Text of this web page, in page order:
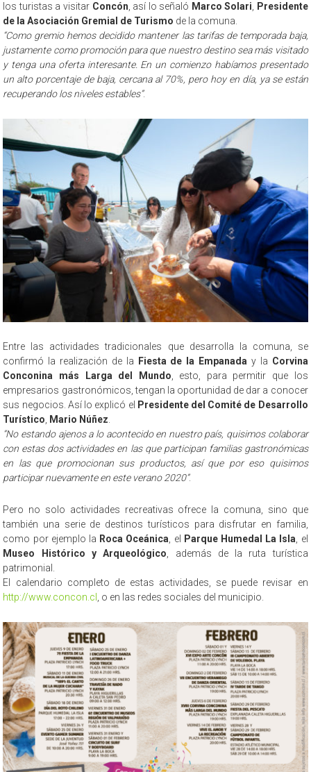
los turistas a visitar Concón, así lo señaló Marco Solari, Presidente
de la Asociación Gremial de Turismo de la comuna.
“Como gremio hemos decidido mantener las tarifas de temporada baja,
justamente como promoción para que nuestro destino sea más visitado
y tenga una oferta interesante. En un comienzo habíamos presentado
un alto porcentaje de baja, cercana al 70%, pero hoy en día, ya se están
recuperando los niveles estables”.
Entre las actividades tradicionales que desarrolla la comuna, se
confirmó la realización de la
Fiesta de la Empanada y la Corvina
Conconina más Larga del Mundo , esto, para permitir que los
empresarios gastronómicos, tengan la oportunidad de dar a conocer
sus negocios. Así lo explicó el Presidente del Comité de Desarrollo
Turístico
Mario Núñez
“No estando ajenos a lo acontecido en nuestro país, quisimos colaborar
con estas dos actividades en las que participan familias gastronómicas
en las que promocionan sus productos, así que por eso quisimos
participar nuevamente en este verano 2020”.
Pero no solo actividades recreativas ofrece la comuna, sino que
también una serie de destinos turísticos para disfrutar en familia,
como por ejemplo la Roca Oceánica , el Parque Humedal La Isla , el
Museo Histórico y Arqueológico , además de la ruta turística
patrimonial.
El calendario completo de estas actividades, se puede revisar en
http://www.concon.cl
, o en las redes sociales del municipio.